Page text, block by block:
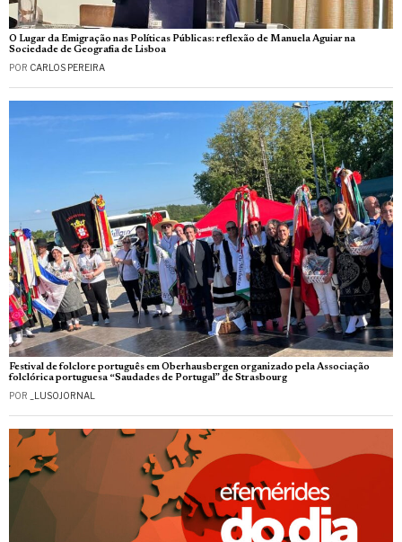
O Lugar da Emigração nas Políticas Públicas: reflexão de Manuela Aguiar na
Sociedade de Geografia de Lisboa
POR CARLOS PEREIRA
Festival de folclore português em Oberhausbergen organizado pela Associação
folclórica portuguesa “Saudades de Portugal” de Strasbourg
POR _LUSOJORNAL